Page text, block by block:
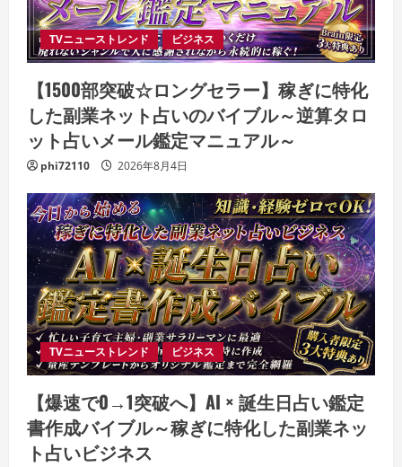
TVニューストレンド ビジネス
【1500部突破☆ロングセラー】稼ぎに特化
した副業ネット占いのバイブル～逆算タロ
ット占いメール鑑定マニュアル～
phi72110 2026年8月4日
TVニューストレンド ビジネス
【爆速で0→1突破へ】AI × 誕生日占い鑑定
書作成バイブル～稼ぎに特化した副業ネッ
ト占いビジネス